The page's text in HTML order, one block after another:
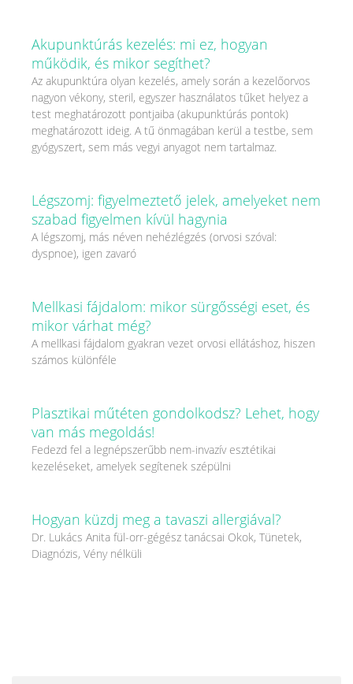
Akupunktúrás kezelés: mi ez, hogyan
működik, és mikor segíthet?
Az akupunktúra olyan kezelés, amely során a kezelőorvos
nagyon vékony, steril, egyszer használatos tűket helyez a
test meghatározott pontjaiba (akupunktúrás pontok)
meghatározott ideig. A tű önmagában kerül a testbe, sem
gyógyszert, sem más vegyi anyagot nem tartalmaz.
Légszomj: figyelmeztető jelek, amelyeket nem
szabad figyelmen kívül hagynia
A légszomj, más néven nehézlégzés (orvosi szóval:
dyspnoe), igen zavaró
Mellkasi fájdalom: mikor sürgősségi eset, és
mikor várhat még?
A mellkasi fájdalom gyakran vezet orvosi ellátáshoz, hiszen
számos különféle
Plasztikai műtéten gondolkodsz? Lehet, hogy
van más megoldás!
Fedezd fel a legnépszerűbb nem-invazív esztétikai
kezeléseket, amelyek segítenek szépülni
Hogyan küzdj meg a tavaszi allergiával?
Dr. Lukács Anita fül-orr-gégész tanácsai Okok, Tünetek,
Diagnózis, Vény nélküli